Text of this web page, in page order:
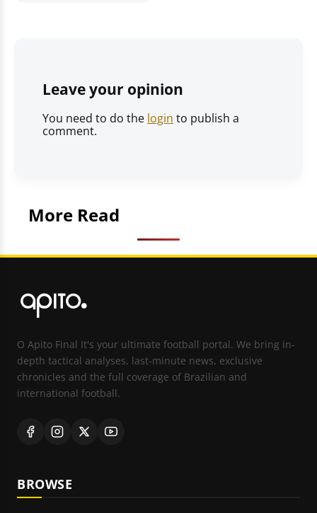
Leave your opinion
You need to do the login to publish a
comment.
More Read
O Apito Final It's your ultimate football portal. We bring in-
depth tactical analyses, last-minute news, exclusive
chronicles and the full coverage of Brazilian and
international football.
BROWSE